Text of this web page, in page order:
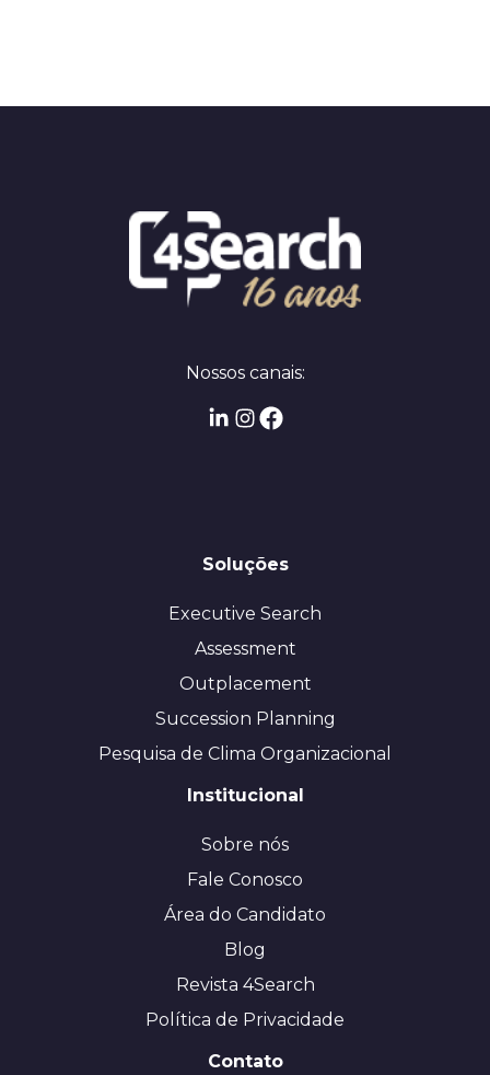
Nossos canais:
Soluções
Executive Search
Assessment
Outplacement
Succession Planning
Pesquisa de Clima Organizacional
Institucional
Sobre nós
Fale Conosco
Área do Candidato
Blog
Revista 4Search
Política de Privacidade
Contato